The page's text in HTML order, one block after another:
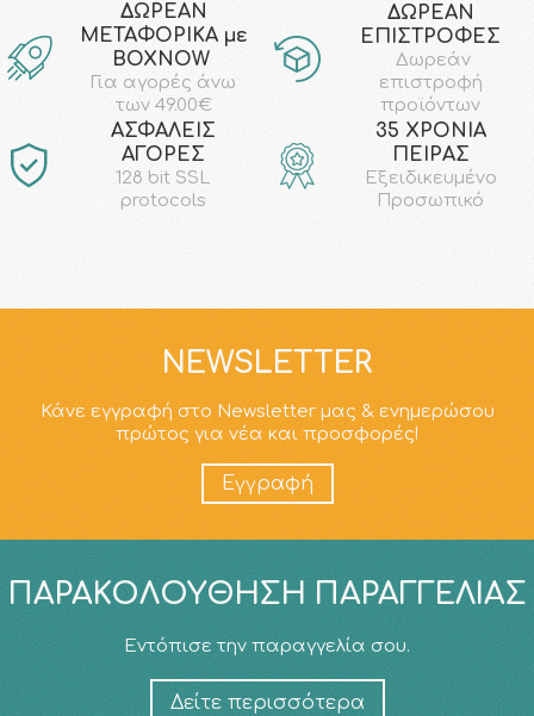
ΔΩΡΕΑΝ
ΜΕΤΑΦΟΡΙΚΑ με
ΒΟΧΝΟW
Για αγορές άνω
των 49.00€
ΔΩΡΕΑΝ
ΕΠΙΣΤΡΟΦΕΣ
Δωρεάν
επιστροφή
προϊόντων
AΣΦΑΛΕΙΣ
ΑΓΟΡΕΣ
128 bit SSL
protocols
35 ΧΡΟΝΙΑ
ΠΕΙΡΑΣ
Εξειδικευμένο
Προσωπικό
NEWSLETTER
Κάνε εγγραφή στο Newsletter μας & ενημερώσου
πρώτος για νέα και προσφορές!
Εγγραφή
ΠΑΡΑΚΟΛΟΎΘΗΣΗ ΠΑΡΑΓΓΕΛΊΑΣ
Εντόπισε την παραγγελία σου.
Δείτε περισσότερα